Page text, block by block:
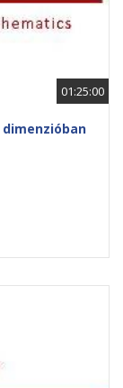
01:25:00